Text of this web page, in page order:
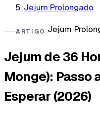
Jejum Prolongado
ARTIGO Jejum
Jejum de 36
Monge): Passo
Esperar (2026)